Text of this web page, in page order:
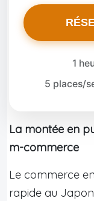
1
5 places/
La montée en
m-commerce
Le commerce
rapide au